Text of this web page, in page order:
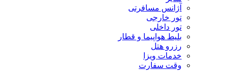
آژانس مسافرتی
تور خارجی
تور داخلی
بلیط هواپیما و قطار
رزرو هتل
خدمات ویزا
وقت سفارت